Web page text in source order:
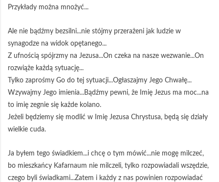
Przykłady można mnożyć...
Ale nie bądźmy bezsilni...nie stójmy przerażeni jak ludzie w
synagodze na widok opętanego...
Z ufnością spójrzmy na Jezusa...On czeka na nasze wezwanie...On
rozwiąże każdą sytuację...
Tylko zaprośmy Go do tej sytuacji...Ogłaszajmy Jego Chwałę...
Wzywajmy Jego imienia...Bądźmy pewni, że Imię Jezus ma moc...na
to imię zegnie się każde kolano.
Jeżeli będziemy się modlić w Imię Jezusa Chrystusa, będą się działy
wielkie cuda.
Ja byłem tego świadkiem...i chcę o tym mówić...nie mogę milczeć,
bo mieszkańcy Kafarnaum nie milczeli, tylko rozpowiadali wszędzie,
czego byli świadkami...Zatem i każdy z nas powinien rozpowiadać